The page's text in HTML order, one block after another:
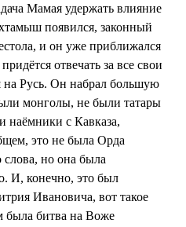
Мамая удержать влияние
появился, законный
и он уже приближался
отвечать за все свои
на Русь. Он набрал большую
монголы, не были татары
наёмники с Кавказа,
это не была Орда
слова, но она была
И, конечно, это был
Ивановича, вот такое
была битва на Воже